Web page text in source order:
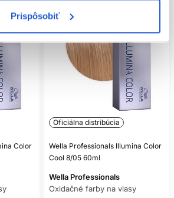
Prispôsobiť
Color
Oficiálna distribúcia
Wella Professionals Illumina Color
Cool 8/05 60ml
Wella Professionals
Oxidačné farby na vlasy